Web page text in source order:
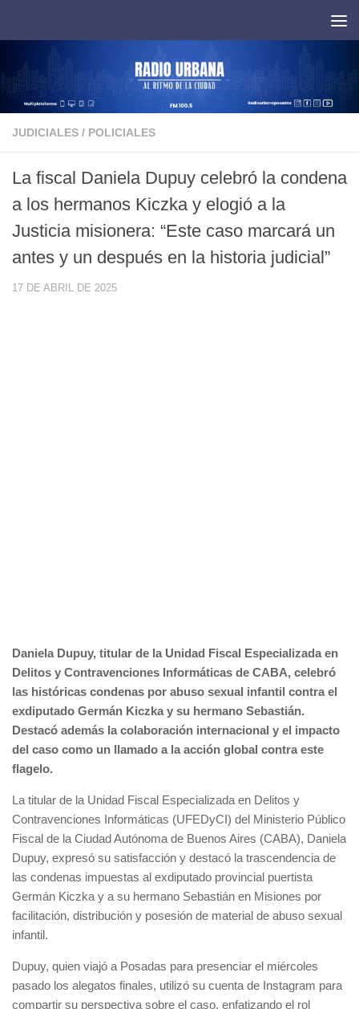
JUDICIALES / POLICIALES
La fiscal Daniela Dupuy celebró la condena
a los hermanos Kiczka y elogió a la
Justicia misionera: “Este caso marcará un
antes y un después en la historia judicial”
17 DE ABRIL DE 2025
Daniela Dupuy, titular de la Unidad Fiscal Especializada en
Delitos y Contravenciones Informáticas de CABA, celebró
las históricas condenas por abuso sexual infantil contra el
exdiputado Germán Kiczka y su hermano Sebastián.
Destacó además la colaboración internacional y el impacto
del caso como un llamado a la acción global contra este
flagelo.
La titular de la Unidad Fiscal Especializada en Delitos y
Contravenciones Informáticas (UFEDyCI) del Ministerio Público
Fiscal de la Ciudad Autónoma de Buenos Aires (CABA), Daniela
Dupuy, expresó su satisfacción y destacó la trascendencia de
las condenas impuestas al exdiputado provincial puertista
Germán Kiczka y a su hermano Sebastián en Misiones por
facilitación, distribución y posesión de material de abuso sexual
infantil.
Dupuy, quien viajó a Posadas para presenciar el miércoles
pasado los alegatos finales, utilizó su cuenta de Instagram para
compartir su perspectiva sobre el caso, enfatizando el rol